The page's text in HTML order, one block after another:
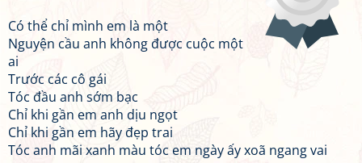
Có thể chỉ mình em là một
Nguyện cầu anh không được cuộc một
ai
Trước các cô gái
Tóc đầu anh sớm bạc
Chỉ khi gần em anh dịu ngọt
Chỉ khi gần em hãy đẹp trai
Tóc anh mãi xanh màu tóc em ngày ấy xoã ngang vai